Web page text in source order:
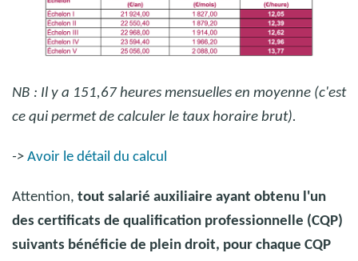
NB : Il y a 151,67 heures mensuelles en moyenne (c'est
ce qui permet de calculer le taux horaire brut).
-> Avoir le détail du calcul
Attention, tout salarié auxiliaire ayant obtenu l'un
des certificats de qualification professionnelle (CQP)
suivants bénéficie de plein droit, pour chaque CQP